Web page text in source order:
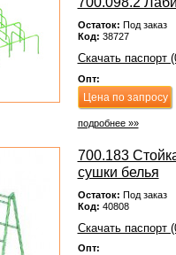
Остаток: Под заказ
Код: 38727
Скачать паспорт
Опт:
Цена по запросу
подробнее »»
700.183
сушки белья
Остаток: Под заказ
Код: 40808
Скачать паспорт
Опт: